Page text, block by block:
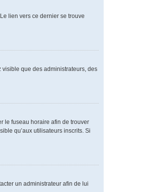
lien vers ce dernier se trouve
visible que des administrateurs, des
le fuseau horaire afin de trouver
qu’aux utilisateurs inscrits. Si
un administrateur afin de lui